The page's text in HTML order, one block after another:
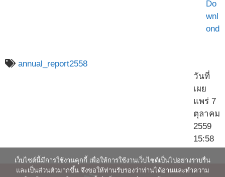
Do
wnl
ond
annual_report2558
วันที่
เผย
แพร่ 7
ตุลาคม
2559
15:58
เว็บไซต์นี้มีการใช้งานคุกกี้ เพื่อให้การใช้งานเว็บไซต์เป็นไปอย่างราบรื่น
และเป็นส่วนตัวมากขึ้น จึงขอให้ท่านรับรองว่าท่านได้อ่านและทำความ